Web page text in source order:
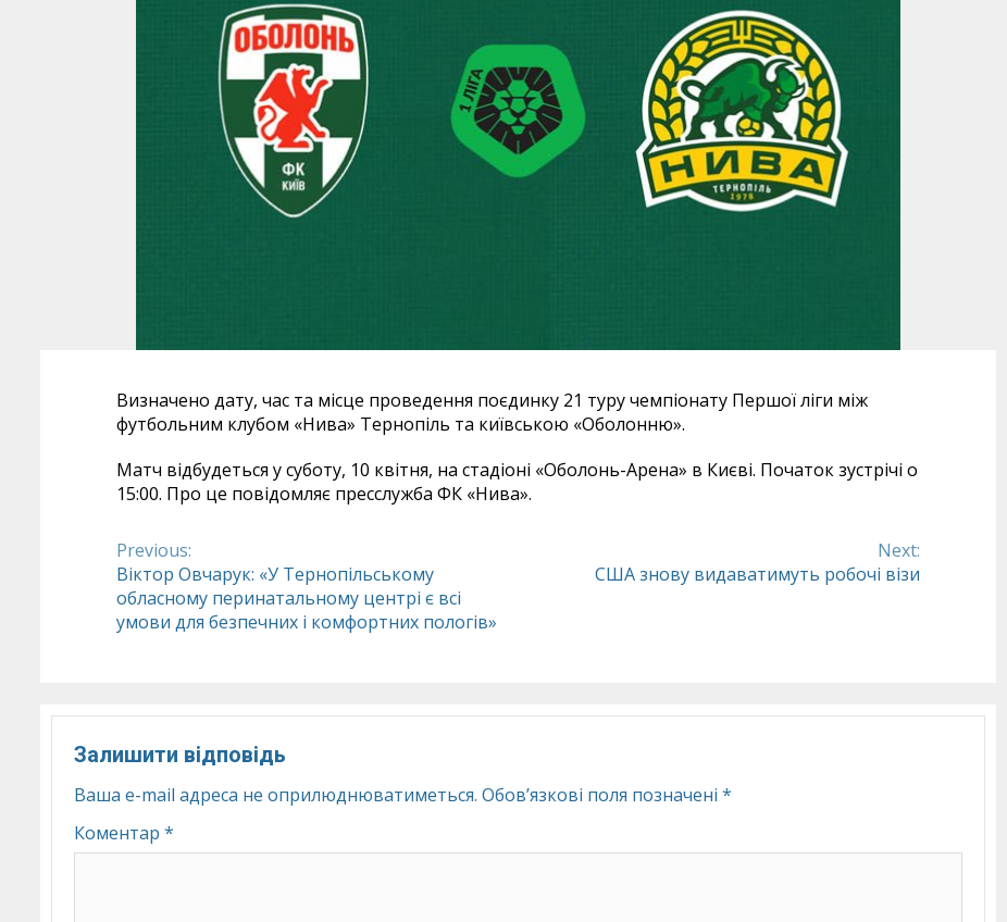
Визначено дату, час та місце проведення поєдинку 21 туру чемпіонату Першої ліги між
футбольним клубом «Нива» Тернопіль та київською «Оболонню».
Матч відбудеться у суботу, 10 квітня, на стадіоні «Оболонь-Арена» в Києві. Початок зустрічі о
15:00. Про це повідомляє пресслужба ФК «Нива».
Continue
Reading
Previous:
Віктор Овчарук: «У Тернопільському
обласному перинатальному центрі є всі
умови для безпечних і комфортних пологів»
Next:
США знову видаватимуть робочі візи
Залишити відповідь
Ваша e-mail адреса не оприлюднюватиметься. Обов’язкові поля позначені *
Коментар *